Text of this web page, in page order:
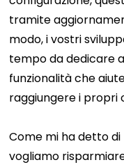
tramite
modo, i vostri
tempo da dedicare
funzionalità che
raggiungere i propri
Come mi ha detto
vogliamo